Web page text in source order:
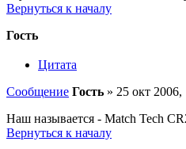
Вернуться к началу
Гость
Цитата
Сообщение Гость » 25 окт 2006,
Наш называется - Match Tech
Вернуться к началу